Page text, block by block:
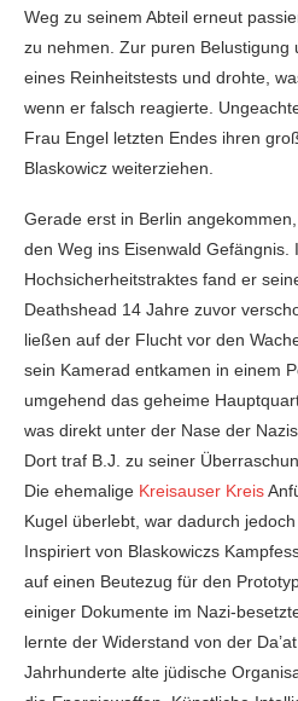
Weg zu seinem Abteil erneut
zu nehmen. Zur puren Belustigung
eines Reinheitstests und drohte,
wenn er falsch reagierte.
Frau Engel letzten Endes ihren
Blaskowicz weiterziehen.
Gerade erst in Berlin
den Weg ins Eisenwald Gefängnis.
Hochsicherheitstraktes fand er
Deathshead 14 Jahre zuvor
ließen auf der Flucht vor den
sein Kamerad entkamen in einem
umgehend das geheime
was direkt unter der Nase der
Dort traf B.J. zu seiner
Die ehemalige Kreisauser Kreis
Kugel überlebt, war dadurch
Inspiriert von Blaskowiczs
auf einen Beutezug für den
einiger Dokumente im Nazi-
lernte der Widerstand von der
Jahrhunderte alte jüdische